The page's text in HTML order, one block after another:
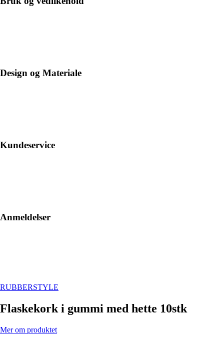
Design og Materiale
Kundeservice
Anmeldelser
RUBBERSTYLE
Flaskekork i gummi med hette 10stk
Mer om produktet